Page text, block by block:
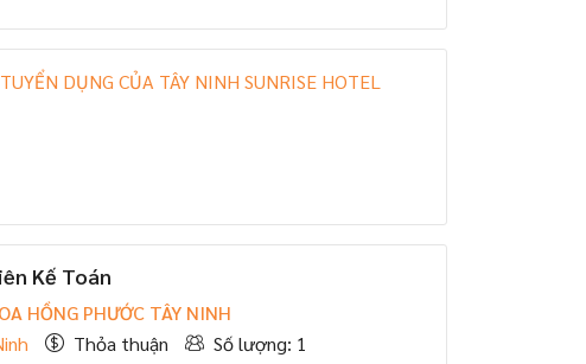
DỤNG CỦA TÂY NINH SUNRISE HOTEL
Kế Toán
HỒNG PHƯỚC TÂY NINH
Thỏa thuận
Số lượng: 1